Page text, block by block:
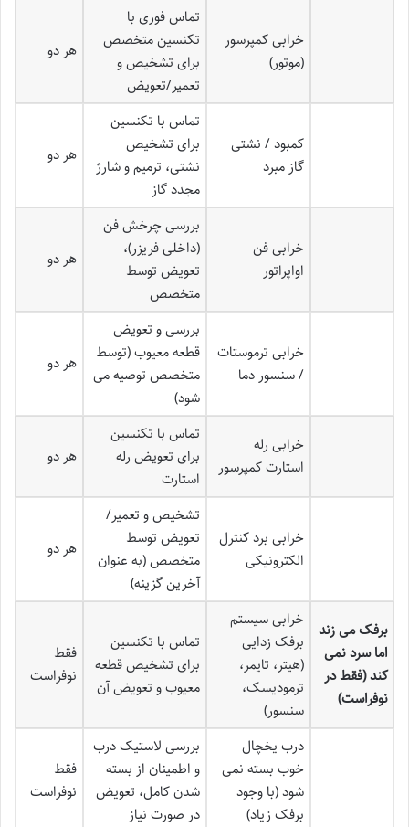
خرابی کمپرسور
(موتور)
تماس فوری با
تکنسین متخصص
برای تشخیص و
تعمیر/تعویض
هر دو
کمبود / نشتی
گاز مبرد
تماس با تکنسین
برای تشخیص
نشتی، ترمیم و شارژ
مجدد گاز
هر دو
خرابی فن
اواپراتور
بررسی چرخش فن
(داخلی فریزر)،
تعویض توسط
متخصص
هر دو
خرابی ترموستات
/ سنسور دما
بررسی و تعویض
قطعه معیوب (توسط
متخصص توصیه می
شود)
هر دو
خرابی رله
استارت کمپرسور
تماس با تکنسین
برای تعویض رله
استارت
هر دو
خرابی برد کنترل
الکترونیکی
تشخیص و تعمیر/
تعویض توسط
متخصص (به عنوان
آخرین گزینه)
هر دو
برفک می زند
اما سرد نمی
کند (فقط در
نوفراست)
خرابی سیستم
برفک زدایی
(هیتر، تایمر،
ترمودیسک،
سنسور)
تماس با تکنسین
برای تشخیص قطعه
معیوب و تعویض آن
فقط
نوفراست
درب یخچال
خوب بسته نمی
شود (با وجود
برفک زیاد)
بررسی لاستیک درب
و اطمینان از بسته
شدن کامل، تعویض
در صورت نیاز
فقط
نوفراست